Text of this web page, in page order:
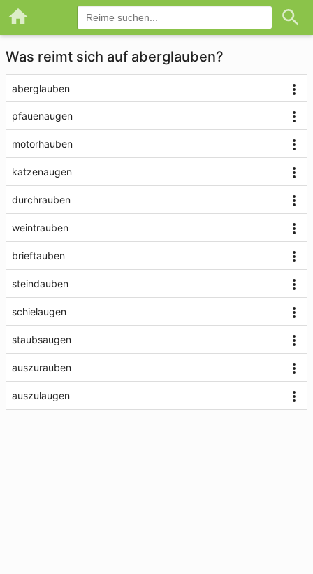
Was reimt sich auf aberglauben?
aberglauben
pfauenaugen
motorhauben
katzenaugen
durchrauben
weintrauben
brieftauben
steindauben
schielaugen
staubsaugen
auszurauben
auszulaugen